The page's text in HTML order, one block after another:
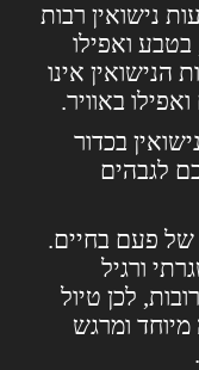
נישואין רבות
בטבע ואפילו
הנישואין אינו
באוויר.
בכדור
לגבהים
של פעם בחיים.
ורגיל
לכן טיול
מיוחד ומרגש